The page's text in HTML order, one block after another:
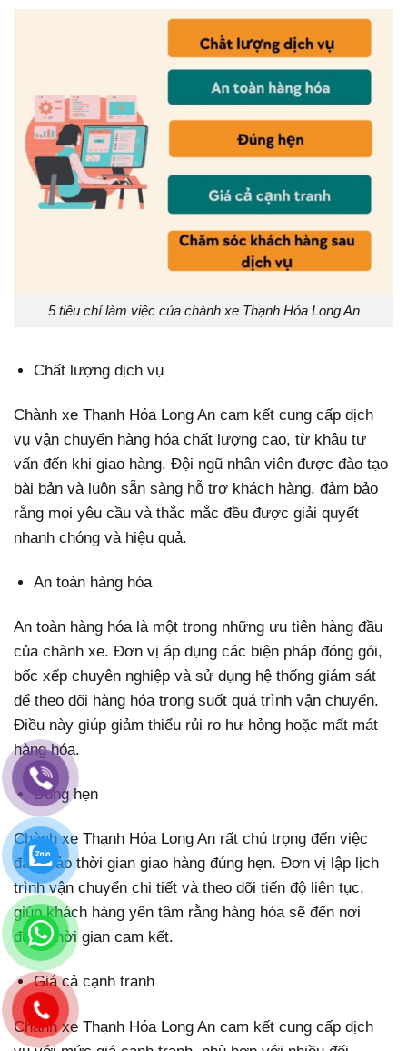
5 tiêu chí làm việc của chành xe Thạnh Hóa Long An
Chất lượng dịch vụ
Chành xe Thạnh Hóa Long An cam kết cung cấp dịch
vụ vận chuyển hàng hóa chất lượng cao, từ khâu tư
vấn đến khi giao hàng. Đội ngũ nhân viên được đào tạo
bài bản và luôn sẵn sàng hỗ trợ khách hàng, đảm bảo
rằng mọi yêu cầu và thắc mắc đều được giải quyết
nhanh chóng và hiệu quả.
An toàn hàng hóa
An toàn hàng hóa là một trong những ưu tiên hàng đầu
của chành xe. Đơn vị áp dụng các biện pháp đóng gói,
bốc xếp chuyên nghiệp và sử dụng hệ thống giám sát
để theo dõi hàng hóa trong suốt quá trình vận chuyển.
Điều này giúp giảm thiểu rủi ro hư hỏng hoặc mất mát
hàng hóa.
Đúng hẹn
Chành xe Thạnh Hóa Long An rất chú trọng đến việc
đảm bảo thời gian giao hàng đúng hẹn. Đơn vị lập lịch
trình vận chuyển chi tiết và theo dõi tiến độ liên tục,
giúp khách hàng yên tâm rằng hàng hóa sẽ đến nơi
đúng thời gian cam kết.
Giá cả cạnh tranh
Chành xe Thạnh Hóa Long An cam kết cung cấp dịch